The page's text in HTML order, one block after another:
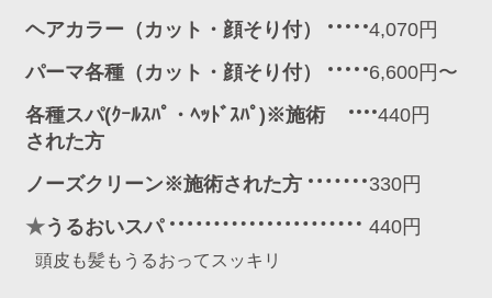
ヘアカラー（カット・顔そり付）
4,070円
パーマ各種（カット・顔そり付）
6,600円〜
各種スパ(ｸｰﾙｽﾊﾟ・ﾍｯﾄﾞｽﾊﾟ)※施術
された方
440円
ノーズクリーン※施術された方
330円
★うるおいスパ 440円
頭皮も髪もうるおってスッキリ